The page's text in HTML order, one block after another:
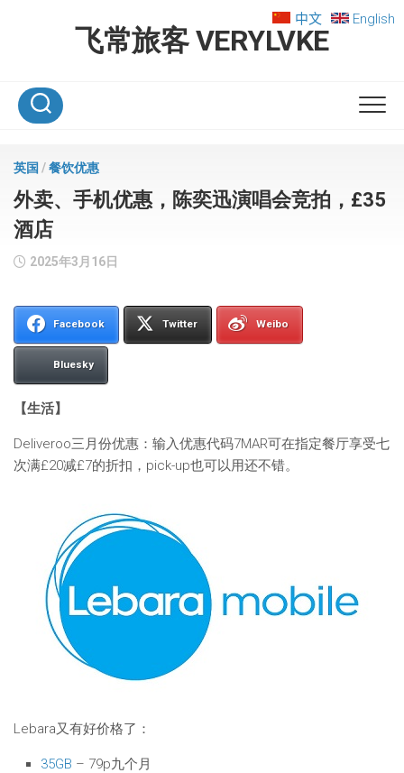
飞常旅客 VERYLVKE
中文 English
英国 /餐饮优惠
外卖、手机优惠，陈奕迅演唱会竞拍，£35
酒店
2025年3月16日
Facebook Twitter Weibo
Bluesky
【生活】
Deliveroo三月份优惠：输入优惠代码7MAR可在指定餐厅享受七
次满£20减£7的折扣，pick-up也可以用还不错。
Lebara又有好价格了：
35GB – 79p九个月